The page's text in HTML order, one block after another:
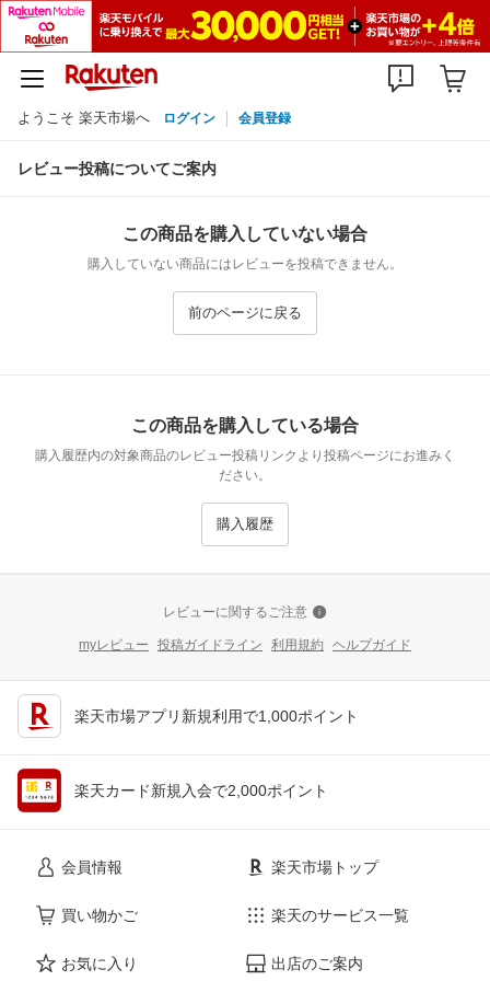
ようこそ 楽天市場へ ログイン 会員登録
レビュー投稿についてご案内
この商品を購入していない場合
購入していない商品にはレビューを投稿できません。
前のページに戻る
この商品を購入している場合
購入履歴内の対象商品のレビュー投稿リンクより投稿ページにお進みく
ださい。
購入履歴
レビューに関するご注意
myレビュー 投稿ガイドライン 利用規約 ヘルプガイド
楽天市場アプリ新規利用で1,000ポイント
楽天カード新規入会で2,000ポイント
会員情報
買い物かご
お気に入り
楽天市場トップ
楽天のサービス一覧
出店のご案内